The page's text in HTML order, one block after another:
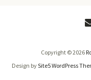
Copyright ©2026
Design bySite5 WordPress